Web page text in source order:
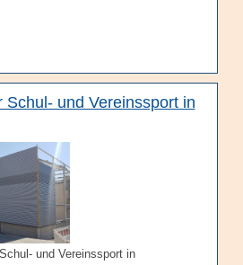
Schul- und Vereinssport in
und Vereinssport in